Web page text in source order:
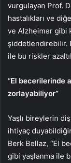
vurgulayan Prof.
hastalıkları ve
ve Alzheimer gibi
şiddetlendirebilir.
ile bu riskler
“El becerilerinde
zorlayabiliyor”
Yaşlı bireylerin
ihtiyaç
Berk Bellaz, “El
gibi yaşlanma ile